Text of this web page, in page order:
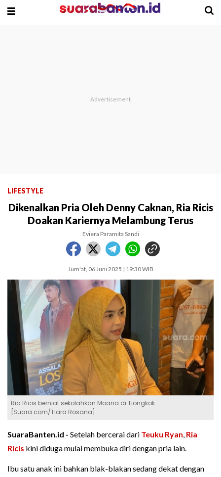
LIFESTYLE
Dikenalkan Pria Oleh Denny Caknan, Ria Ricis
Doakan Kariernya Melambung Terus
Eviera Paramita Sandi
Jum'at, 06 Juni 2025 | 19:30 WIB
Ria Ricis berniat sekolahkan Moana di Tiongkok
[Suara.com/Tiara Rosana]
SuaraBanten.id - Setelah bercerai dari Teuku Ryan, Ria
Ricis kini diduga mulai membuka diri dengan pria lain.
Ibu satu anak ini bahkan blak-blakan sedang dekat dengan